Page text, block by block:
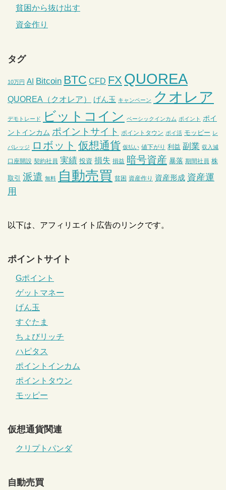
貧困から抜け出す
資金作り
タグ
10万円 AI Bitcoin BTC CFD FX QUOREA
QUOREA（クオレア） げん玉 キャンペーン クオレア
デモトレード ビットコイン ベーシックインカム ポイント ポイ
ントインカム ポイントサイト ポイントタウン ポイ活 モッピー レ
バレッジ ロボット 仮想通貨 仮払い 値下がり 利益 副業 収入減
口座開設 契約社員 実績 投資 損失 損益 暗号資産 暴落 期間社員 株
取引 派遣 無料 自動売買 貧困 資産作り 資産形成 資産運
用
以下は、アフィリエイト広告のリンクです。
ポイントサイト
Gポイント
ゲットマネー
げん玉
すぐたま
ちょびリッチ
ハピタス
ポイントインカム
ポイントタウン
モッピー
仮想通貨関連
クリプトパンダ
自動売買